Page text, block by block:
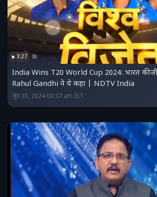
3:27
India Wins T20 World Cup 2024: भारत की
Rahul Gandhi ने ये कहा | NDTV India
जून 30, 2024 00:37 am IST